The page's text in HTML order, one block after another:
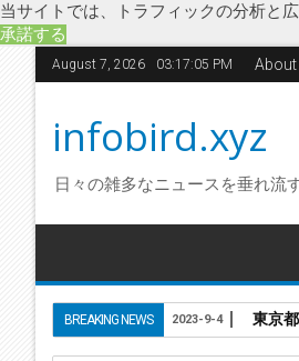
当サイトでは、トラフィックの分析と
承諾する
August 7, 2026 03:17:05 PM About
infobird.xyz
日々の雑多なニュースを垂れ流
BREAKING NEWS 東京
2023-9-4